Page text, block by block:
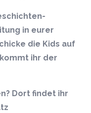
in eurer
die Kids auf
ihr der
Dort findet ihr